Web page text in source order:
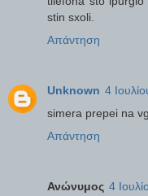
stin sxoli.
Απάντηση
Unknown 4
simera prepei na
Απάντηση
Ανώνυμος 4